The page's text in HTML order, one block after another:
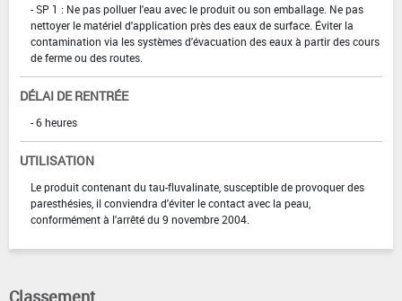
- SP 1 : Ne pas polluer l'eau avec le produit ou son emballage. Ne pas
nettoyer le matériel d'application près des eaux de surface. Éviter la
contamination via les systèmes d'évacuation des eaux à partir des cours
de ferme ou des routes.
DÉLAI DE RENTRÉE
- 6 heures
UTILISATION
Le produit contenant du tau-fluvalinate, susceptible de provoquer des
paresthésies, il conviendra d'éviter le contact avec la peau,
conformément à l'arrêté du 9 novembre 2004.
Classement